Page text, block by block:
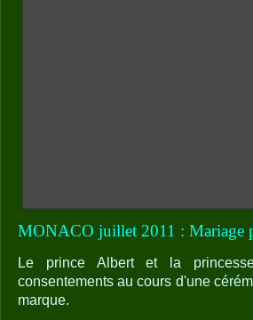
MONACO juillet 2011 : Mariage
Le prince Albert et la
consentements au cours d'une
marque.